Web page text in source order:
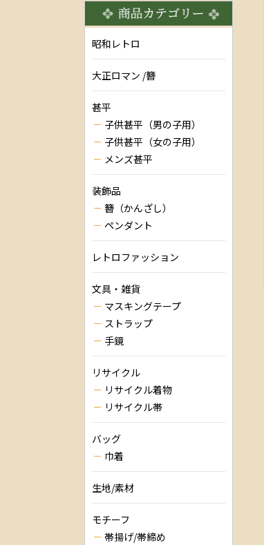
昭和レトロ
大正ロマン /簪
甚平
子供甚平（男の子用）
子供甚平（女の子用）
メンズ甚平
装飾品
簪（かんざし）
ペンダント
レトロファッション
文具・雑貨
マスキングテープ
ストラップ
手鏡
リサイクル
リサイクル着物
リサイクル帯
バッグ
巾着
生地/素材
モチーフ
帯揚げ/帯締め